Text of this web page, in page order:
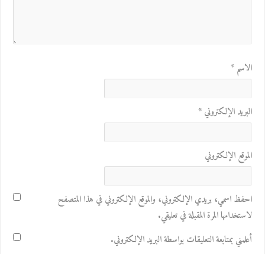
الاسم*
البريد الإلكتروني*
الموقع الإلكتروني
احفظ اسمي، بريدي الإلكتروني، والموقع الإلكتروني في هذا المتصفح
لاستخدامها المرة المقبلة في تعليقي.
أعلمني بمتابعة التعليقات بواسطة البريد الإلكتروني.